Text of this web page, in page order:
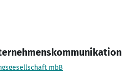
mbB